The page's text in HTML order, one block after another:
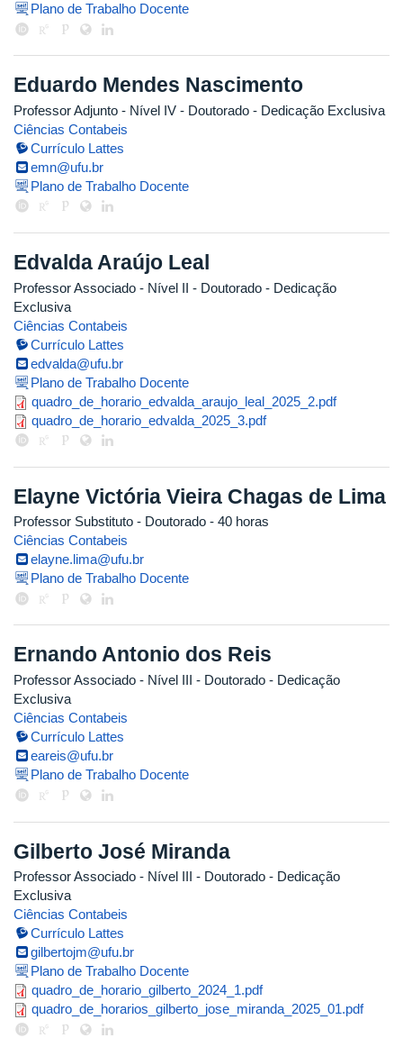
Plano de Trabalho Docente
Eduardo Mendes Nascimento
Professor Adjunto - Nível IV - Doutorado - Dedicação Exclusiva
Ciências Contabeis
Currículo Lattes
emn@ufu.br
Plano de Trabalho Docente
Edvalda Araújo Leal
Professor Associado - Nível II - Doutorado - Dedicação
Exclusiva
Ciências Contabeis
Currículo Lattes
edvalda@ufu.br
Plano de Trabalho Docente
quadro_de_horario_edvalda_araujo_leal_2025_2.pdf
quadro_de_horario_edvalda_2025_3.pdf
Elayne Victória Vieira Chagas de Lima
Professor Substituto - Doutorado - 40 horas
Ciências Contabeis
elayne.lima@ufu.br
Plano de Trabalho Docente
Ernando Antonio dos Reis
Professor Associado - Nível III - Doutorado - Dedicação
Exclusiva
Ciências Contabeis
Currículo Lattes
eareis@ufu.br
Plano de Trabalho Docente
Gilberto José Miranda
Professor Associado - Nível III - Doutorado - Dedicação
Exclusiva
Ciências Contabeis
Currículo Lattes
gilbertojm@ufu.br
Plano de Trabalho Docente
quadro_de_horario_gilberto_2024_1.pdf
quadro_de_horarios_gilberto_jose_miranda_2025_01.pdf